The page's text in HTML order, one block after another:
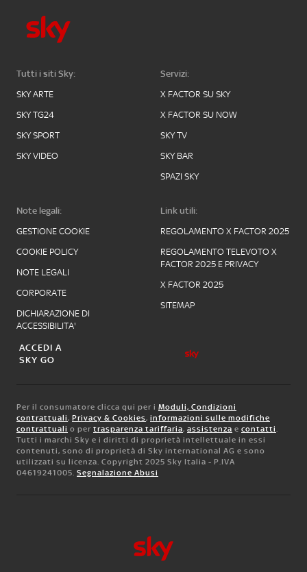
Tutti i siti Sky:
SKY ARTE
SKY TG24
SKY SPORT
SKY VIDEO
Servizi:
X FACTOR SU SKY
X FACTOR SU NOW
SKY TV
SKY BAR
SPAZI SKY
Note legali:
GESTIONE COOKIE
COOKIE POLICY
NOTE LEGALI
CORPORATE
DICHIARAZIONE DI
ACCESSIBILITA'
Link utili:
REGOLAMENTO X FACTOR 2025
REGOLAMENTO TELEVOTO X
FACTOR 2025 E PRIVACY
X FACTOR 2025
SITEMAP
ACCEDI A
SKY GO
Per il consumatore clicca qui per i Moduli, Condizioni
contrattuali, Privacy & Cookies, informazioni sulle modifiche
contrattuali o per trasparenza tariffaria, assistenza e contatti.
Tutti i marchi Sky e i diritti di proprietà intellettuale in essi
contenuti, sono di proprietà di Sky international AG e sono
utilizzati su licenza. Copyright 2025 Sky Italia - P.IVA
04619241005. Segnalazione Abusi